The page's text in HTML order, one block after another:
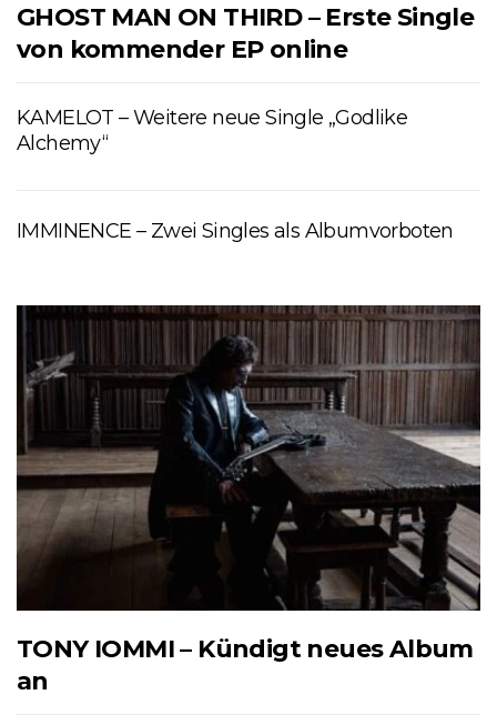
GHOST MAN ON THIRD – Erste Single
von kommender EP online
KAMELOT – Weitere neue Single „Godlike
Alchemy“
IMMINENCE – Zwei Singles als Albumvorboten
TONY IOMMI – Kündigt neues Album
an